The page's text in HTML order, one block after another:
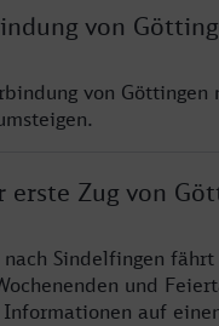
von
von Göttingen
Zug von
Sindelfingen
und
auf